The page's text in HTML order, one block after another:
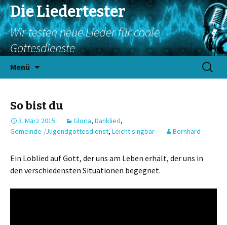
Die Liedertester
Wir testen neue Lieder für coole
Gottesdienste
Menü
Suchen
nach:
So bist du
3. März 2015 Gloria, Danklied,
Gemeinde-/Jugendgottesdienst, Leicht singbar Bernhard
Ein Loblied auf Gott, der uns am Leben erhält, der uns in
den verschiedensten Situationen begegnet.